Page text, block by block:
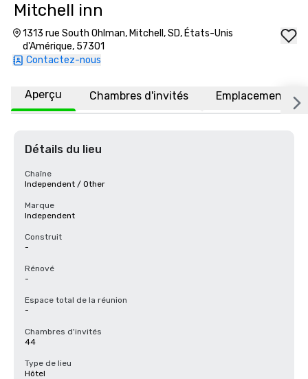
Mitchell inn
1313 rue South Ohlman, Mitchell, SD, États-Unis
d'Amérique, 57301
Contactez-nous
Aperçu Chambres d'invités Emplacement
Détails du lieu
Chaîne
Independent / Other
Marque
Independent
Construit
-
Rénové
-
Espace total de la réunion
-
Chambres d'invités
44
Type de lieu
Hôtel